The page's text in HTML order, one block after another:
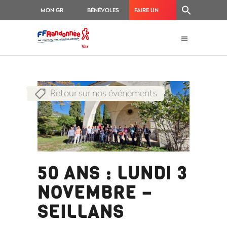
MON GR
®
BÉNÉVOLES FAIRE UN
Retour sur nos événements
50 ANS : LUNDI 3
NOVEMBRE –
SEILLANS